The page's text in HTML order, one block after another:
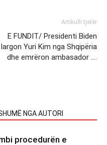
Artikulli tjetër
E FUNDIT/ Presidenti Biden
largon Yuri Kim nga Shqipëria
dhe emrëron ambasador ….
NGA AUTORI
procedurën e